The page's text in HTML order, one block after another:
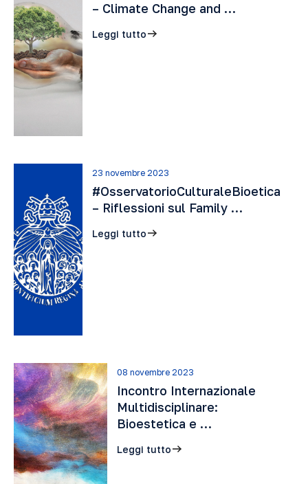
– Climate Change and …
Leggi tutto
23 novembre 2023
#OsservatorioCulturaleBioetica
– Riflessioni sul Family …
Leggi tutto
08 novembre 2023
Incontro Internazionale
Multidisciplinare:
Bioestetica e …
Leggi tutto